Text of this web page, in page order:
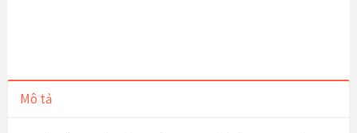
Mô tả